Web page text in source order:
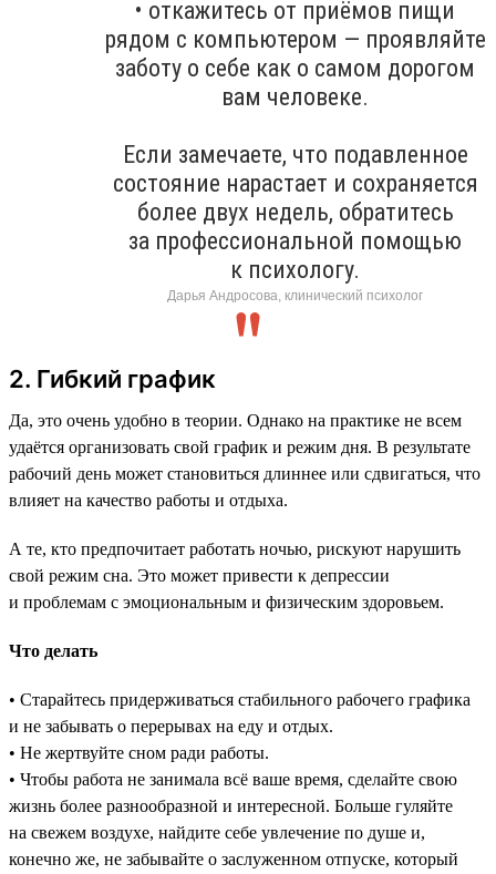
• откажитесь от приёмов пищи
рядом с компьютером — проявляйте
заботу о себе как о самом дорогом
вам человеке.
Если замечаете, что подавленное
состояние нарастает и сохраняется
более двух недель, обратитесь
за профессиональной помощью
к психологу.
Дарья Андросова, клинический психолог
2. Гибкий график
Да, это очень удобно в теории. Однако на практике не всем
удаётся организовать свой график и режим дня. В результате
рабочий день может становиться длиннее или сдвигаться, что
влияет на качество работы и отдыха.
А те, кто предпочитает работать ночью, рискуют нарушить
свой режим сна. Это может привести к депрессии
и проблемам с эмоциональным и физическим здоровьем.
Что делать
• Старайтесь придерживаться стабильного рабочего графика
и не забывать о перерывах на еду и отдых.
• Не жертвуйте сном ради работы.
• Чтобы работа не занимала всё ваше время, сделайте свою
жизнь более разнообразной и интересной. Больше гуляйте
на свежем воздухе, найдите себе увлечение по душе и,
конечно же, не забывайте о заслуженном отпуске, который